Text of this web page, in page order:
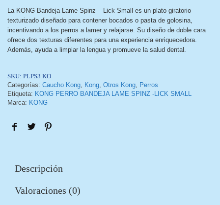
La KONG Bandeja Lame Spinz – Lick Small es un plato giratorio
texturizado diseñado para contener bocados o pasta de golosina,
incentivando a los perros a lamer y relajarse. Su diseño de doble cara
ofrece dos texturas diferentes para una experiencia enriquecedora.
Además, ayuda a limpiar la lengua y promueve la salud dental.
SKU: PLPS3 KO
Categorías: Caucho Kong, Kong, Otros Kong, Perros
Etiqueta: KONG PERRO BANDEJA LAME SPINZ -LICK SMALL
Marca: KONG
Descripción
Valoraciones (0)